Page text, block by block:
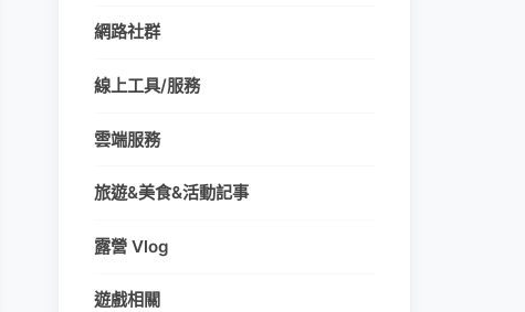
網路社群
線上工具/服務
雲端服務
旅遊&美食&活動記事
露營 Vlog
遊戲相關